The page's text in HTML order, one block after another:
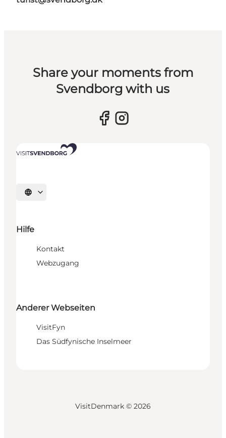
Share your moments from
Svendborg with us
Sprache auswählen
Hilfe
Kontakt
Webzugang
Anderer Webseiten
VisitFyn
Das Südfynische Inselmeer
VisitDenmark © 2026